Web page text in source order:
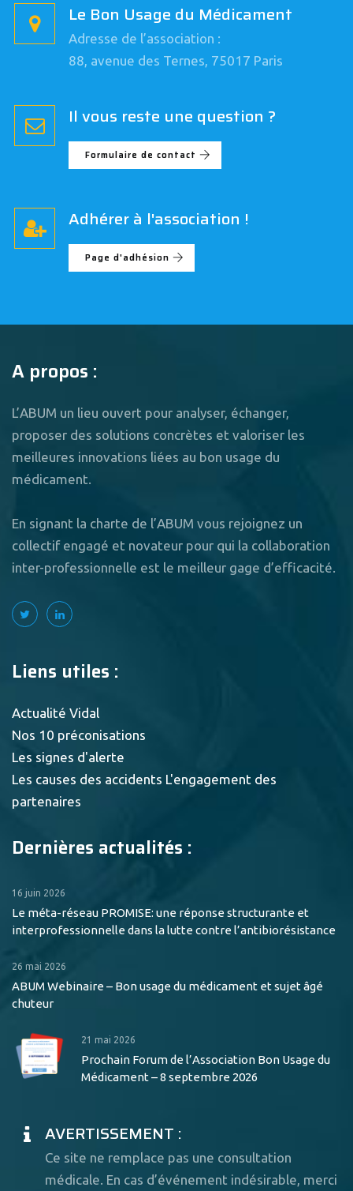
Le Bon Usage du Médicament
Adresse de l’association :
88, avenue des Ternes, 75017 Paris
Il vous reste une question ?
Formulaire de contact
Adhérer à l'association !
Page d'adhésion
A propos :
L’ABUM un lieu ouvert pour analyser, échanger,
proposer des solutions concrètes et valoriser les
meilleures innovations liées au bon usage du
médicament.
En signant la charte de l’ABUM vous rejoignez un
collectif engagé et novateur pour qui la collaboration
inter-professionnelle est le meilleur gage d’efficacité.
Liens utiles :
Actualité Vidal
Nos 10 préconisations
Les signes d'alerte
Les causes des accidents L'engagement des
partenaires
Dernières actualités :
16 juin 2026
Le méta-réseau PROMISE: une réponse structurante et
interprofessionnelle dans la lutte contre l’antibiorésistance
26 mai 2026
ABUM Webinaire – Bon usage du médicament et sujet âgé
chuteur
21 mai 2026
Prochain Forum de l’Association Bon Usage du
Médicament – 8 septembre 2026
AVERTISSEMENT :
Ce site ne remplace pas une consultation
médicale. En cas d’événement indésirable, merci